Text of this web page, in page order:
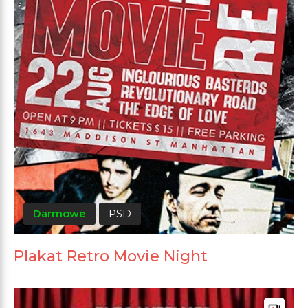
Darmowe PSD
Plakat Retro Movie Night